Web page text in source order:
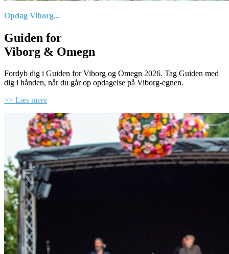
Opdag Viborg...
Guiden for
Viborg & Omegn
Fordyb dig i Guiden for Viborg og Omegn 2026. Tag Guiden med
dig i hånden, når du går op opdagelse på Viborg-egnen.
>> Læs mere